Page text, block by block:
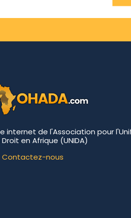
internet de l'Association pour
en Afrique (UNIDA)
Contactez-nous